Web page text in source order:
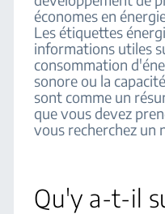
économes en
Les étiquettes
informations utiles
consommation
sonore ou la
sont comme un
que vous devez
vous recherchez un
Qu'y a-t-il